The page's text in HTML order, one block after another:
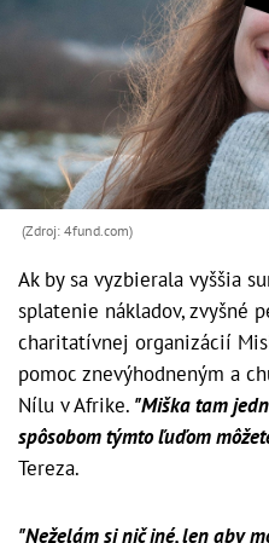
(Zdroj: 4fund.com)
Ak by sa vyzbierala vyššia
splatenie nákladov, zvyšné
charitatívnej organizácií
pomoc znevýhodneným a
Nílu v Afrike. "Miška tam
spôsobom týmto ľuďom
Tereza.
"Neželám si nič iné, len aby